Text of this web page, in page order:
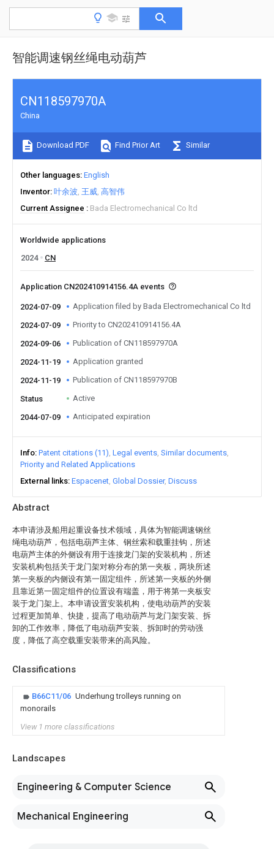
智能调速钢丝绳电动葫芦
Abstract
本申请涉及船用起重设备技术领域，具体为智能调速钢丝
绳电动葫芦，包括电葫芦主体、钢丝索和载重挂钩，所述
电葫芦主体的外侧设有用于连接龙门架的安装机构，所述
安装机构包括关于龙门架对称分布的第一夹板，两块所述
第一夹板的内侧设有第一固定组件，所述第一夹板的外侧
且靠近第一固定组件的位置设有端盖，用于将第一夹板安
装于龙门架上。本申请设置安装机构，使电动葫芦的安装
过程更加简单、快捷，提高了电动葫芦与龙门架安装、拆
卸的工作效率，降低了电动葫芦安装、拆卸时的劳动强
度，降低了高空载重安装带来的高风险。
Classifications
B66C11/06 Underhung trolleys running on
monorails
View 1 more classifications
Landscapes
Engineering & Computer Science
Mechanical Engineering
CN118597970A
China
Download PDF Find Prior Art Similar
Other languages English
Inventor 叶余波 王威 高智伟
Current Assignee
Bada Electromechanical Co ltd
Worldwide applications
2024
CN
Application CN202410914156.4A events
2024-07-09 Application filed by Bada Electromechanical Co ltd
2024-07-09 Priority to CN202410914156.4A
2024-09-06 Publication of CN118597970A
2024-11-19 Application granted
2024-11-19 Publication of CN118597970B
Status Active
2044-07-09 Anticipated expiration
Info Patent citations (11) Legal events Similar documents
Priority and Related Applications
External links Espacenet Global Dossier Discuss